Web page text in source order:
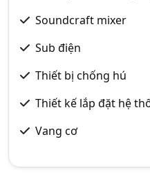
Soundcraft mixer
Sub điện
Thiết bị chống hú
Thiết kế lắp đặt hệ
Vang cơ